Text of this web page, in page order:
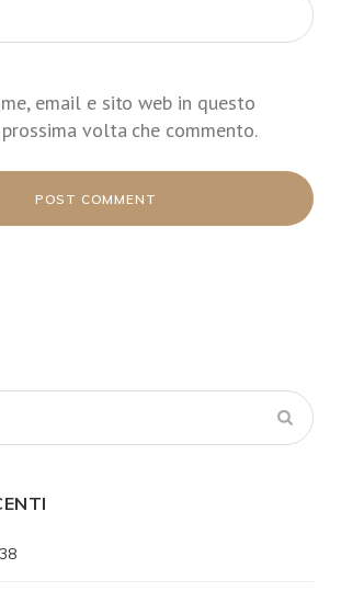
email e sito web in questo
volta che commento.